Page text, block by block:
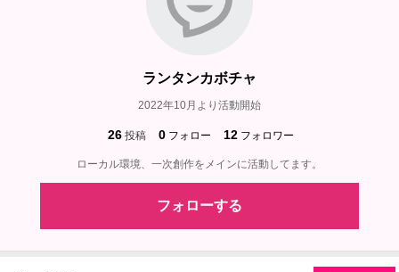
ランタンカボチャ
2022年10月より活動開始
26 投稿 0 フォロー 12 フォロワー
ローカル環境、一次創作をメインに活動してます。
フォローする